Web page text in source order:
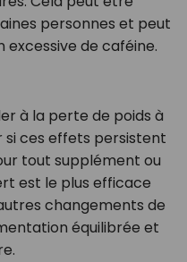
personnes et peut
de caféine.
à la perte de poids à
ces effets persistent
tout supplément ou
est le plus efficace
changements de
équilibrée et